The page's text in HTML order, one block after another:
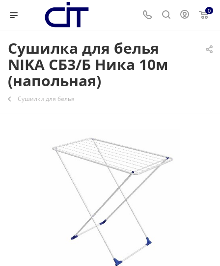
0
Сушилка для белья
NIKA СБ3/Б Ника 10м
(напольная)
Сушилки для белья